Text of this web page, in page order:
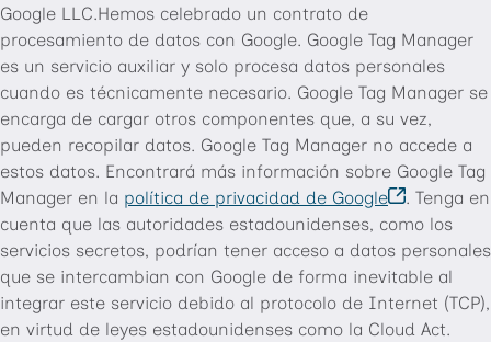
Google LLC.Hemos celebrado un contrato de
procesamiento de datos con Google. Google Tag Manager
es un servicio auxiliar y solo procesa datos personales
cuando es técnicamente necesario. Google Tag Manager se
encarga de cargar otros componentes que, a su vez,
pueden recopilar datos. Google Tag Manager no accede a
estos datos. Encontrará más información sobre Google Tag
Manager en la política de privacidad de Google
. Tenga en
cuenta que las autoridades estadounidenses, como los
servicios secretos, podrían tener acceso a datos personales
que se intercambian con Google de forma inevitable al
integrar este servicio debido al protocolo de Internet (TCP),
en virtud de leyes estadounidenses como la Cloud Act.